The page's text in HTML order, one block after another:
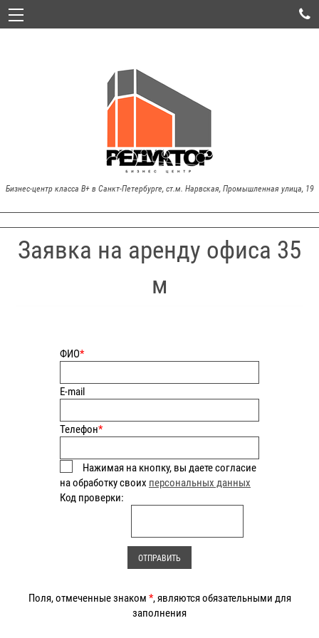

Бизнес-центр класса В+ в Санкт-Петербурге, ст.м. Нарвская, Промышленная улица, 19
Заявка на аренду офиса 35
м
ФИО*
E-mail
Телефон*
Нажимая на кнопку, вы даете согласие
на обработку своих персональных данных
Код проверки:
Поля, отмеченные знаком *, являются обязательными для
заполнения